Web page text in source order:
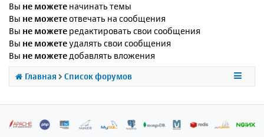
Вы не можете начинать темы
Вы не можетеотвечать на сообщения
Вы не можете редактировать свои сообщения
Вы не можетеудалять свои сообщения
Вы не можетедобавлять вложения
Главная Список форумов